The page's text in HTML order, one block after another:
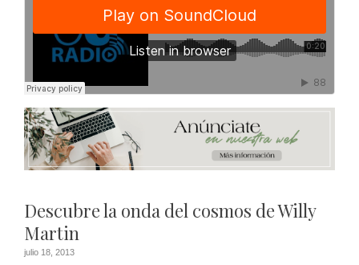
Descubre la onda del cosmos de Willy
Martin
julio 18, 2013